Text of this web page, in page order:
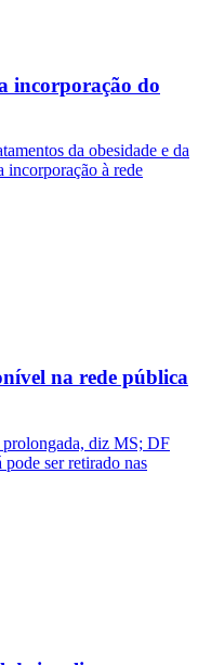
incorporação do
da obesidade e da
incorporação à rede
na rede pública
prolongada, diz MS; DF
ser retirado nas